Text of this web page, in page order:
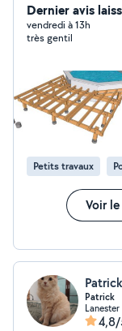
aménagée...
électrique, prise
terrasse et pergola en bois. J'ai
(stratification).
Dernier avis
vendredi à 13h
très gentil
Petits travaux
Voir
Patrick